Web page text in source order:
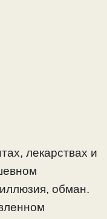
лекарствах и
обман.